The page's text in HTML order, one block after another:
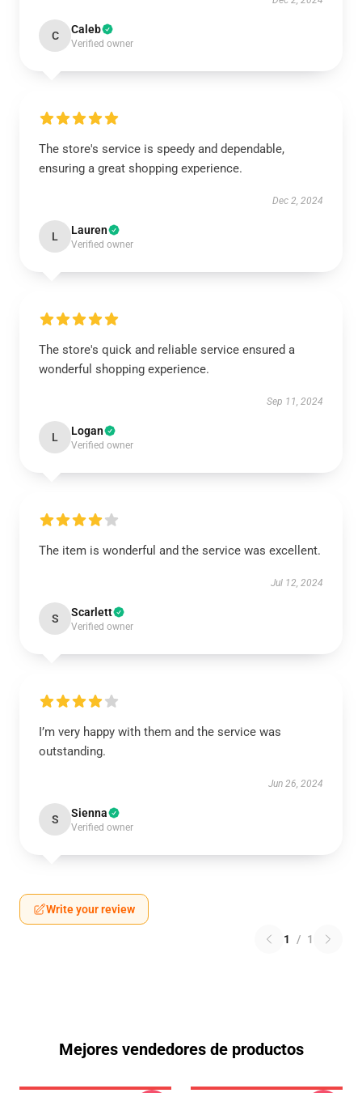
C Caleb
Verified owner
The store's service is speedy and dependable,
ensuring a great shopping experience.
Dec 2, 2024
L Lauren
Verified owner
The store's quick and reliable service ensured a
wonderful shopping experience.
Sep 11, 2024
L Logan
Verified owner
The item is wonderful and the service was excellent.
Jul 12, 2024
S Scarlett
Verified owner
I’m very happy with them and the service was
outstanding.
Jun 26, 2024
S Sienna
Verified owner
Write your review
1 / 1
Mejores vendedores de productos